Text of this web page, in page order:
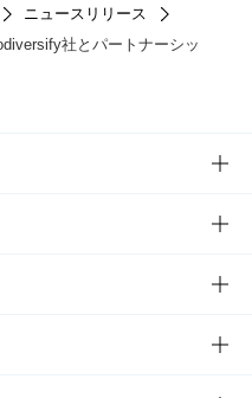
ニュースリリース
社とパートナーシッ